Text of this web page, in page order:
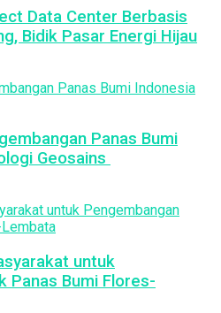
Data Center Berbasis
Bidik Pasar Energi Hijau
Panas Bumi
Geosains
untuk
Panas Bumi Flores-